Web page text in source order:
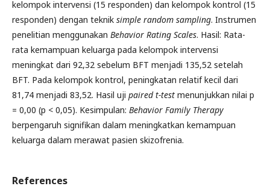
kelompok intervensi (15 responden) dan kelompok kontrol (15
responden) dengan teknik simple random sampling. Instrumen
penelitian menggunakan Behavior Rating Scales. Hasil: Rata-
rata kemampuan keluarga pada kelompok intervensi
meningkat dari 92,32 sebelum BFT menjadi 135,52 setelah
BFT. Pada kelompok kontrol, peningkatan relatif kecil dari
81,74 menjadi 83,52. Hasil uji paired t-test menunjukkan nilai p
= 0,00 (p < 0,05). Kesimpulan: Behavior Family Therapy
berpengaruh signifikan dalam meningkatkan kemampuan
keluarga dalam merawat pasien skizofrenia.
References